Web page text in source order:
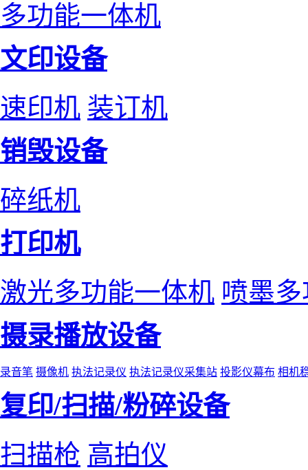
多功能一体机
文印设备
速印机 装订机
销毁设备
碎纸机
打印机
激光多功能一体机 喷墨
摄录播放设备
录音笔 摄像机 执法记录仪 执法记录仪采集站 投影仪幕布 相机
复印/扫描/粉碎设备
扫描枪 高拍仪